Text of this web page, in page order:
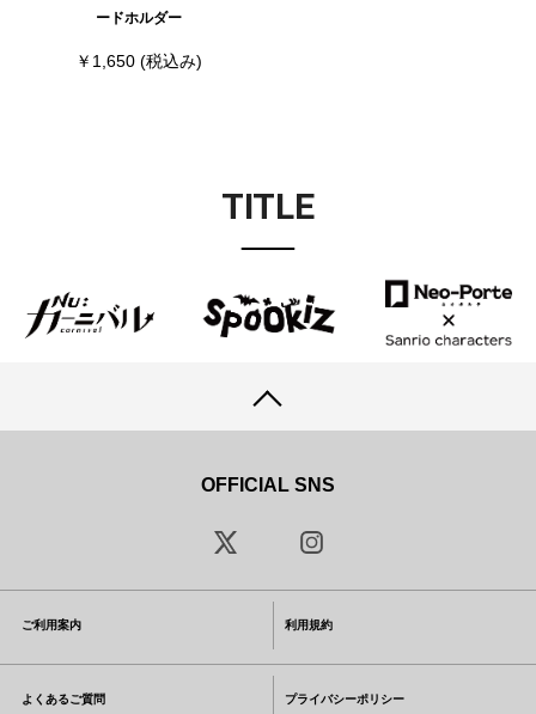
ードホルダー
￥1,650 (税込み)
TITLE
OFFICIAL SNS
ご利用案内 利用規約
よくあるご質問 プライバシーポリシー